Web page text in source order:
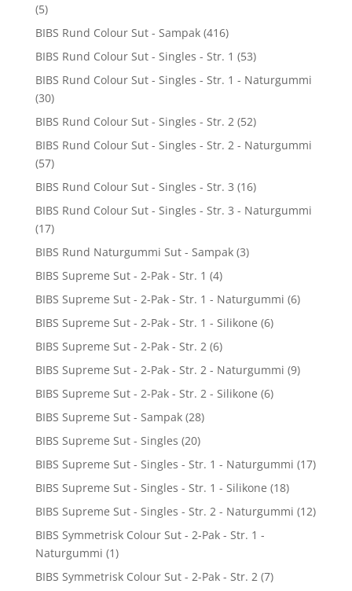
(5)
BIBS Rund Colour Sut - Sampak (416)
BIBS Rund Colour Sut - Singles - Str. 1 (53)
BIBS Rund Colour Sut - Singles - Str. 1 - Naturgummi
(30)
BIBS Rund Colour Sut - Singles - Str. 2 (52)
BIBS Rund Colour Sut - Singles - Str. 2 - Naturgummi
(57)
BIBS Rund Colour Sut - Singles - Str. 3 (16)
BIBS Rund Colour Sut - Singles - Str. 3 - Naturgummi
(17)
BIBS Rund Naturgummi Sut - Sampak (3)
BIBS Supreme Sut - 2-Pak - Str. 1 (4)
BIBS Supreme Sut - 2-Pak - Str. 1 - Naturgummi (6)
BIBS Supreme Sut - 2-Pak - Str. 1 - Silikone (6)
BIBS Supreme Sut - 2-Pak - Str. 2 (6)
BIBS Supreme Sut - 2-Pak - Str. 2 - Naturgummi (9)
BIBS Supreme Sut - 2-Pak - Str. 2 - Silikone (6)
BIBS Supreme Sut - Sampak (28)
BIBS Supreme Sut - Singles (20)
BIBS Supreme Sut - Singles - Str. 1 - Naturgummi (17)
BIBS Supreme Sut - Singles - Str. 1 - Silikone (18)
BIBS Supreme Sut - Singles - Str. 2 - Naturgummi (12)
BIBS Symmetrisk Colour Sut - 2-Pak - Str. 1 -
Naturgummi (1)
BIBS Symmetrisk Colour Sut - 2-Pak - Str. 2 (7)